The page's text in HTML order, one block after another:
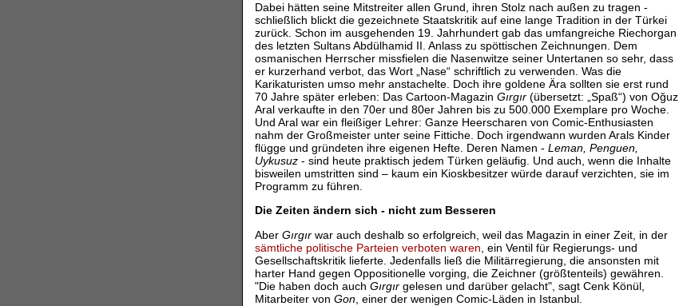
Dabei hätten seine Mitstreiter allen Grund, ihren Stolz nach außen zu tragen -
schließlich blickt die gezeichnete Staatskritik auf eine lange Tradition in der Türkei
zurück. Schon im ausgehenden 19. Jahrhundert gab das umfangreiche Riechorgan
des letzten Sultans Abdülhamid II. Anlass zu spöttischen Zeichnungen. Dem
osmanischen Herrscher missfielen die Nasenwitze seiner Untertanen so sehr, dass
er kurzerhand verbot, das Wort „Nase“ schriftlich zu verwenden. Was die
Karikaturisten umso mehr anstachelte. Doch ihre goldene Ära sollten sie erst rund
70 Jahre später erleben: Das Cartoon-Magazin Gırgır (übersetzt: „Spaß“) von Oğuz
Aral verkaufte in den 70er und 80er Jahren bis zu 500.000 Exemplare pro Woche.
Und Aral war ein fleißiger Lehrer: Ganze Heerscharen von Comic-Enthusiasten
nahm der Großmeister unter seine Fittiche. Doch irgendwann wurden Arals Kinder
flügge und gründeten ihre eigenen Hefte. Deren Namen - Leman, Penguen,
Uykusuz - sind heute praktisch jedem Türken geläufig. Und auch, wenn die Inhalte
bisweilen umstritten sind – kaum ein Kioskbesitzer würde darauf verzichten, sie im
Programm zu führen.
Die Zeiten ändern sich - nicht zum Besseren
Aber Gırgır war auch deshalb so erfolgreich, weil das Magazin in einer Zeit, in der
sämtliche politische Parteien verboten waren , ein Ventil für Regierungs- und
Gesellschaftskritik lieferte. Jedenfalls ließ die Militärregierung, die ansonsten mit
harter Hand gegen Oppositionelle vorging, die Zeichner (größtenteils) gewähren.
"Die haben doch auch Gırgır gelesen und darüber gelacht", sagt Cenk Könül,
Mitarbeiter von Gon , einer der wenigen Comic-Läden in Istanbul.